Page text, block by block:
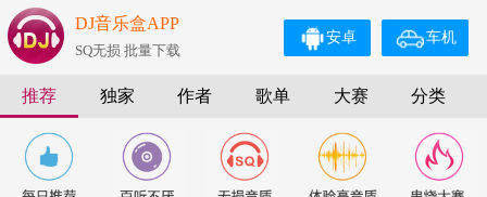
DJ音乐盒APP
SQ无损 批量下载
车机
安卓
推荐 独家 作者 歌单 大赛 分类